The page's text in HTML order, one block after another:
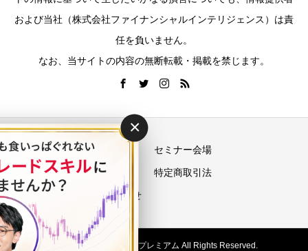
および当社（株式会社ファイナンシャルインテリジェンス）は責
任を負いません。
なお、当サイトの内容の無断転載・掲載を禁じます。
運営会社 セミナー会場
プライバシーポリシー 特定商取引法
お問い合わせ
Copyright © 投資の学校プレミアム All Rights Reserved.
×